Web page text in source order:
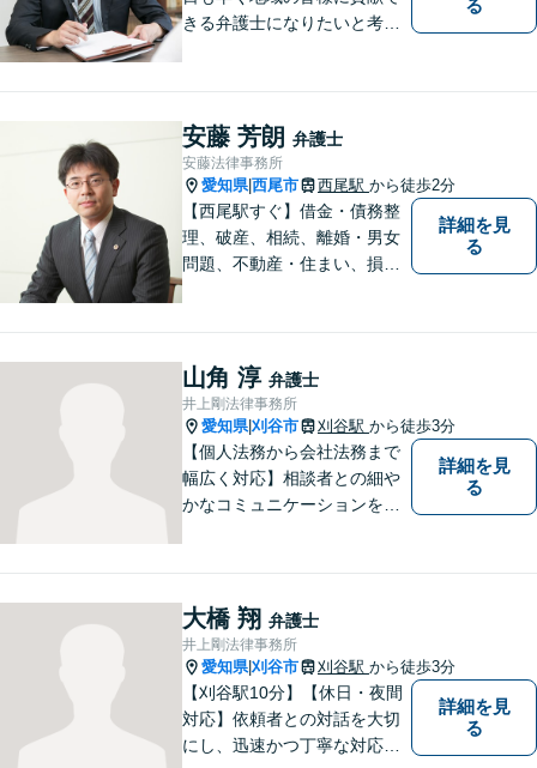
きる弁護士になりたいと考え
ださい
る
安藤 芳朗 弁護士
安藤法律事務所
愛知県|西尾市 西尾駅 から徒歩2分
【西尾駅すぐ】借金・債務整
理、破産、相続、離婚・男女
問題、不動産・住まい、損害
詳細を見
る
山角 淳 弁護士
井上剛法律事務所
愛知県|刈谷市 刈谷駅 から徒歩3分
【個人法務から会社法務まで
幅広く対応】相談者との細や
かなコミュニケーションを大
ら、お早めにご相談くださ
い。【JR在来線「刈谷駅」4
分】【駐車場あり】
詳細を見
る
大橋 翔 弁護士
井上剛法律事務所
愛知県|刈谷市 刈谷駅 から徒歩3分
【刈谷駅10分】【休日・夜間
対応】依頼者との対話を大切
にし、迅速かつ丁寧な対応を
詳細を見
る